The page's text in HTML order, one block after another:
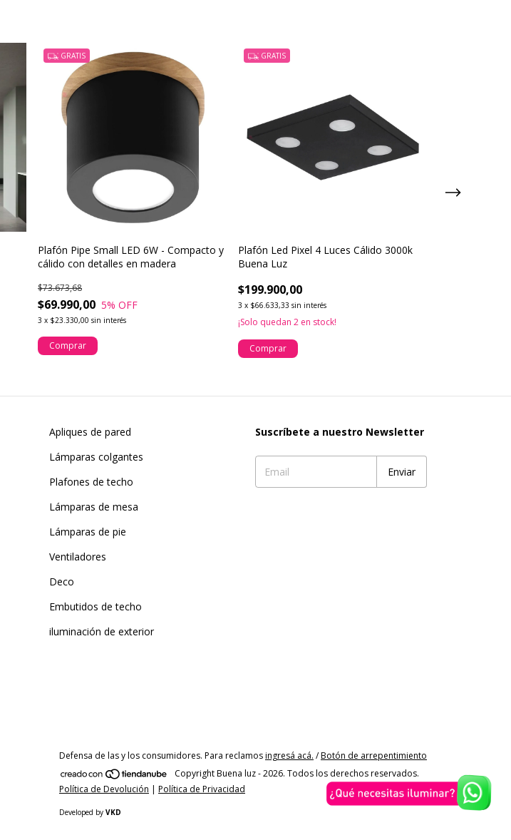
GRATIS
Plafón Pipe Small LED 6W - Compacto y
cálido con detalles en madera
$69.990,00
$73.673,68
5% OFF
3 x $23.330,00 sin interés
Comprar
GRATIS
Plafón Led Pixel 4 Luces Cálido 3000k
Buena Luz
$199.900,00
3 x $66.633,33 sin interés
¡Solo quedan 2 en stock!
Comprar
Apliques de pared
Lámparas colgantes
Plafones de techo
Lámparas de mesa
Lámparas de pie
Ventiladores
Deco
Embutidos de techo
iluminación de exterior
Suscríbete a nuestro Newsletter
Defensa de las y los consumidores. Para reclamosingresá acá. /Botón de arrepentimiento
Copyright Buena luz - 2026. Todos los derechos reservados.
Política de Devolución | Política de Privacidad
Developed by VKD